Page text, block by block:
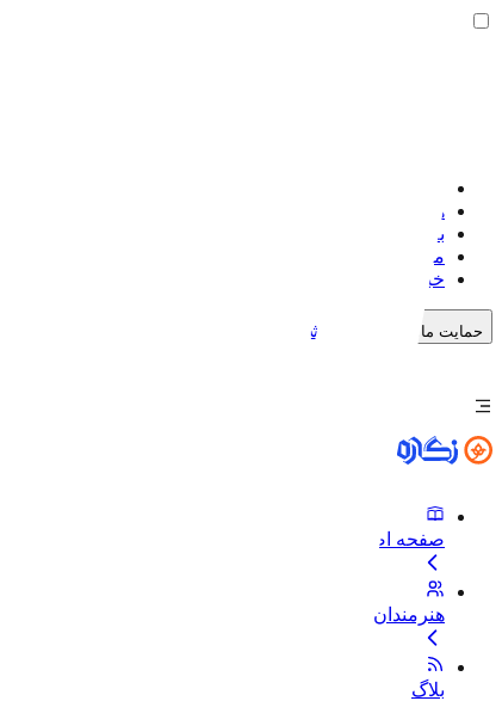
هنرمندان
بلاگ
موضوعات
خبرنگاره
حمایت مالی خرید اشتراک
صفحه اصلی
هنرمندان
بلاگ